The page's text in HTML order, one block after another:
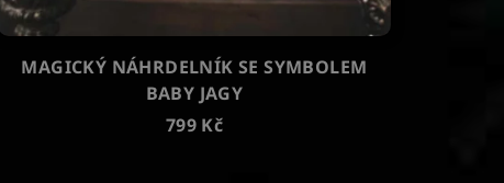
MAGICKÝ NÁHRDELNÍK SE SYMBOLEM
BABY JAGY
799 Kč